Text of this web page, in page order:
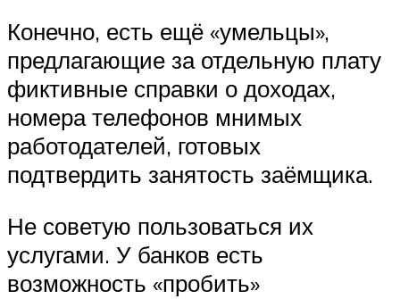
Конечно, есть ещё «умельцы»,
предлагающие за отдельную плату
фиктивные справки о доходах,
номера телефонов мнимых
работодателей, готовых
подтвердить занятость заёмщика.
Не советую пользоваться их
услугами. У банков есть
возможность «пробить»